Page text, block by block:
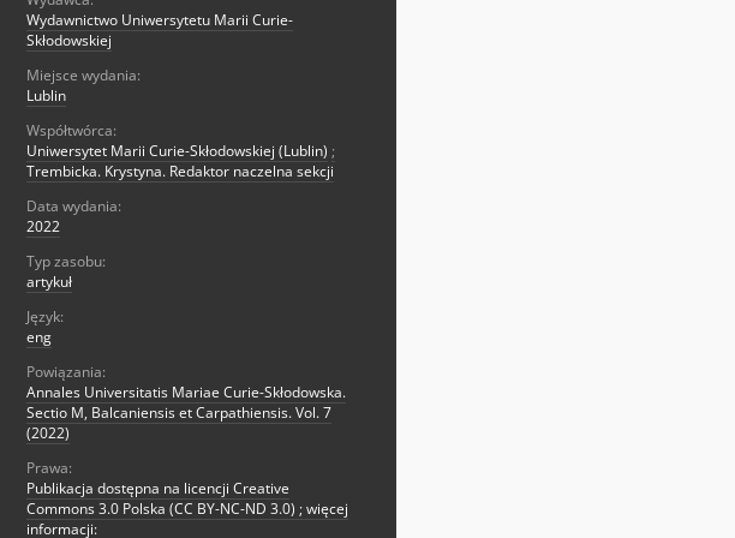
Wydawnictwo Uniwersytetu Marii Curie-
Skłodowskiej
Miejsce wydania:
Lublin
Współtwórca:
Uniwersytet Marii Curie-Skłodowskiej (Lublin) ;
Trembicka. Krystyna. Redaktor naczelna sekcji
Data wydania:
2022
Typ zasobu:
artykuł
Język:
eng
Powiązania:
Annales Universitatis Mariae Curie-Skłodowska.
Sectio M, Balcaniensis et Carpathiensis. Vol. 7
(2022)
Prawa:
Publikacja dostępna na licencji Creative
Commons 3.0 Polska (CC BY-NC-ND 3.0) ; więcej
informacji: